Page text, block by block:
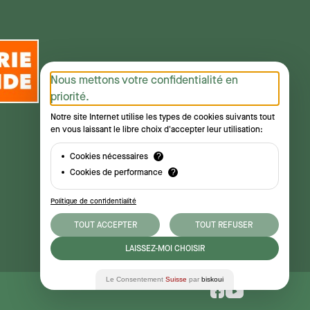
Nous mettons votre confidentialité en
priorité.
Notre site Internet utilise les types de cookies suivants tout
en vous laissant le libre choix d'accepter leur utilisation:
Cookies nécessaires ?
Cookies de performance ?
Politique de confidentialité
TOUT ACCEPTER TOUT REFUSER
LAISSEZ-MOI CHOISIR
Le Consentement Suisse par biskoui